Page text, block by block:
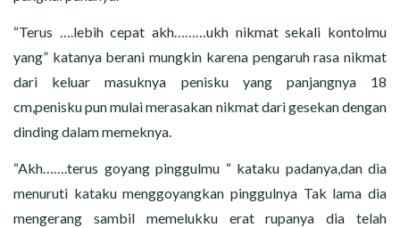
“Terus ….lebih cepat akh………ukh nikmat sekali kontolmu
yang” katanya berani mungkin karena pengaruh rasa nikmat
dari keluar masuknya penisku yang panjangnya 18
cm,penisku pun mulai merasakan nikmat dari gesekan dengan
dinding dalam memeknya.
“Akh…….terus goyang pinggulmu “ kataku padanya,dan dia
menuruti kataku menggoyangkan pinggulnya Tak lama dia
mengerang sambil memelukku erat rupanya dia telah